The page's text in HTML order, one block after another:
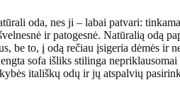
oda, nes ji – labai patvari:
ir patogesnė. Natūralią odą
be to, į odą rečiau įsigeria dėmės ir
sofa išliks stilinga
itališkų odų ir jų atspalvių